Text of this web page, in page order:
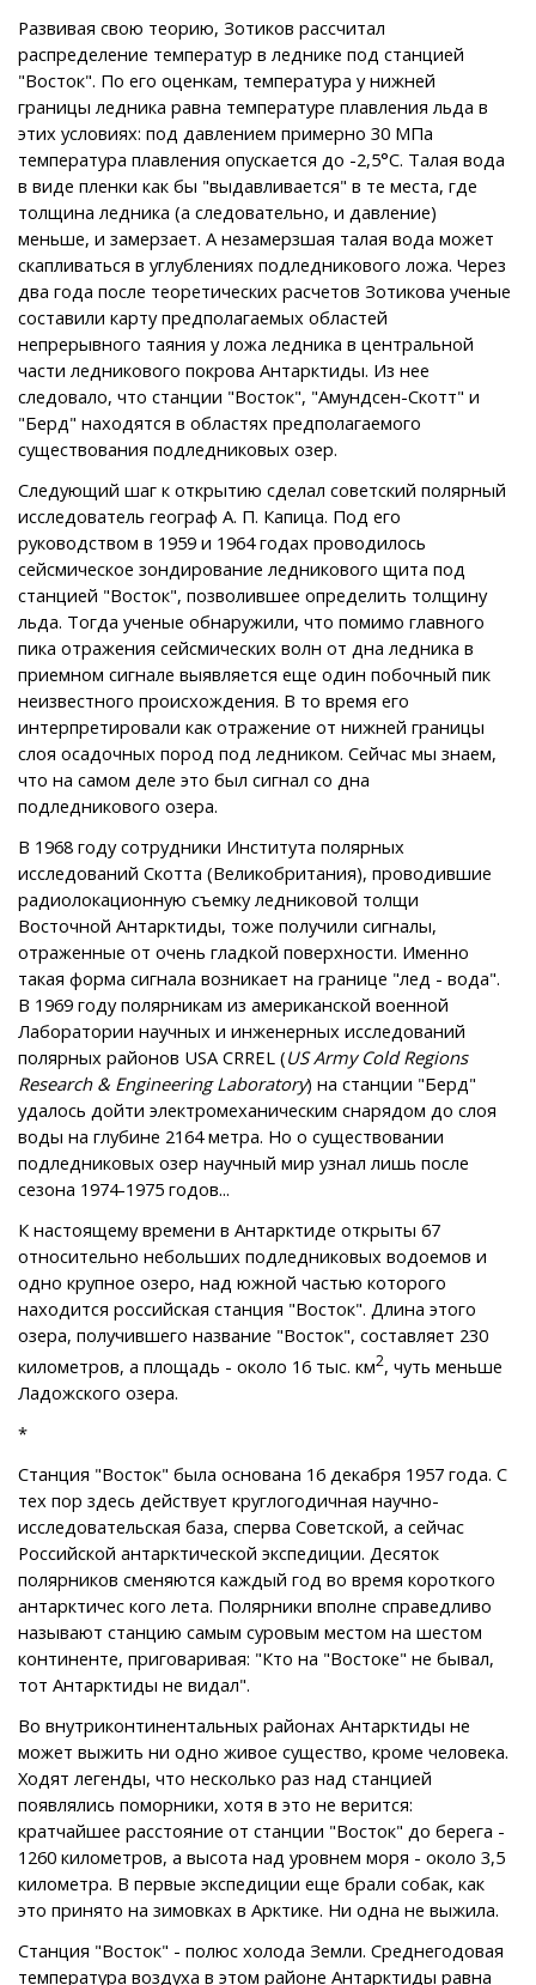
Развивая свою теорию, Зотиков рассчитал
распределение температур в леднике под станцией
"Восток". По его оценкам, температура у нижней
границы ледника равна температуре плавления льда в
этих условиях: под давлением примерно 30 МПа
температура плавления опускается до -2,5°С. Талая вода
в виде пленки как бы "выдавливается" в те места, где
толщина ледника (а следовательно, и давление)
меньше, и замерзает. А незамерзшая талая вода может
скапливаться в углублениях подледникового ложа. Через
два года после теоретических расчетов Зотикова ученые
составили карту предполагаемых областей
непрерывного таяния у ложа ледника в центральной
части ледникового покрова Антарктиды. Из нее
следовало, что станции "Восток", "Амундсен-Скотт" и
"Берд" находятся в областях предполагаемого
существования подледниковых озер.
Следующий шаг к открытию сделал советский полярный
исследователь географ А. П. Капица. Под его
руководством в 1959 и 1964 годах проводилось
сейсмическое зондирование ледникового щита под
станцией "Восток", позволившее определить толщину
льда. Тогда ученые обнаружили, что помимо главного
пика отражения сейсмических волн от дна ледника в
приемном сигнале выявляется еще один побочный пик
неизвестного происхождения. В то время его
интерпретировали как отражение от нижней границы
слоя осадочных пород под ледником. Сейчас мы знаем,
что на самом деле это был сигнал со дна
подледникового озера.
В 1968 году сотрудники Института полярных
исследований Скотта (Великобритания), проводившие
радиолокационную съемку ледниковой толщи
Восточной Антарктиды, тоже получили сигналы,
отраженные от очень гладкой поверхности. Именно
такая форма сигнала возникает на границе "лед - вода".
В 1969 году полярникам из американской военной
Лаборатории научных и инженерных исследований
полярных районов USA CRREL (US Army Cold Regions
Research & Engineering Laboratory) на станции "Берд"
удалось дойти электромеханическим снарядом до слоя
воды на глубине 2164 метра. Но о существовании
подледниковых озер научный мир узнал лишь после
сезона 1974-1975 годов...
К настоящему времени в Антарктиде открыты 67
относительно небольших подледниковых водоемов и
одно крупное озеро, над южной частью которого
находится российская станция "Восток". Длина этого
озера, получившего название "Восток", составляет 230
километров, а площадь - около 16 тыс. км2, чуть меньше
Ладожского озера.
*
Станция "Восток" была основана 16 декабря 1957 года. С
тех пор здесь действует круглогодичная научно-
исследовательская база, сперва Советской, а сейчас
Российской антарктической экспедиции. Десяток
полярников сменяются каждый год во время короткого
антарктичес кого лета. Полярники вполне справедливо
называют станцию самым суровым местом на шестом
континенте, приговаривая: "Кто на "Востоке" не бывал,
тот Антарктиды не видал".
Во внутриконтинентальных районах Антарктиды не
может выжить ни одно живое существо, кроме человека.
Ходят легенды, что несколько раз над станцией
появлялись поморники, хотя в это не верится:
кратчайшее расстояние от станции "Восток" до берега -
1260 километров, а высота над уровнем моря - около 3,5
километра. В первые экспедиции еще брали собак, как
это принято на зимовках в Арктике. Ни одна не выжила.
Станция "Восток" - полюс холода Земли. Среднегодовая
температура воздуха в этом районе Антарктиды равна